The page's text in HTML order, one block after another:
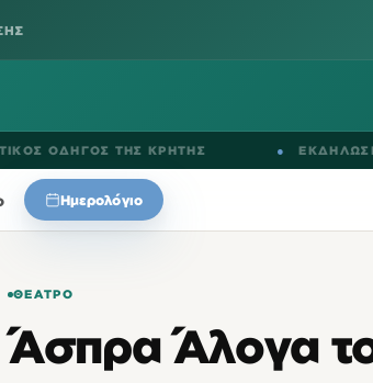
ΤΗΣ ΚΡΗΤΗΣ ΕΚΔΗΛΩΣΕΙΣ ΣΕ
Ημερολόγιο
ΘΈΑΤΡΟ
Άσπρα Άλογα